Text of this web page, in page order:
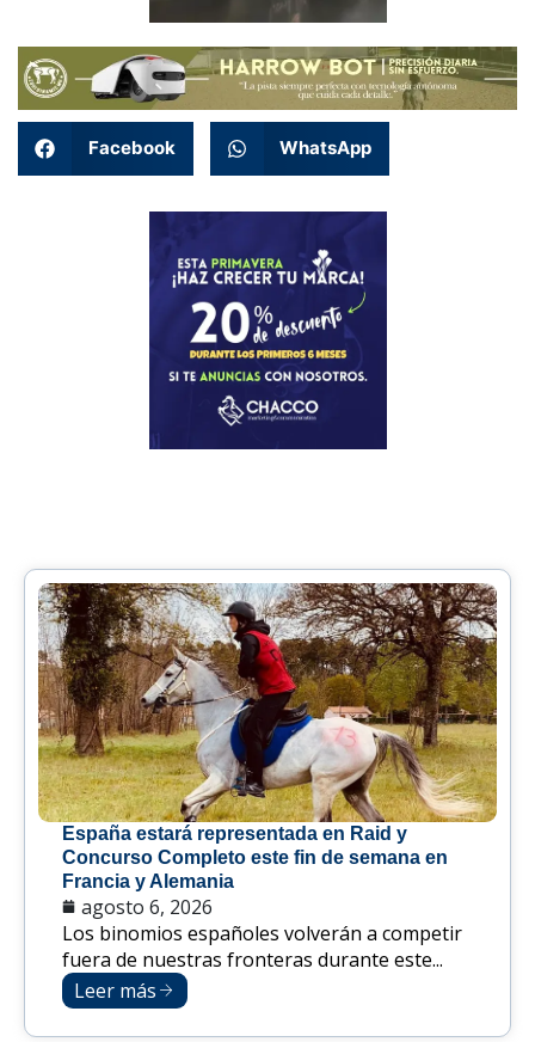
Facebook WhatsApp
España estará representada en Raid y
Concurso Completo este fin de semana en
Francia y Alemania
agosto 6, 2026
Los binomios españoles volverán a competir
fuera de nuestras fronteras durante este...
Leer más